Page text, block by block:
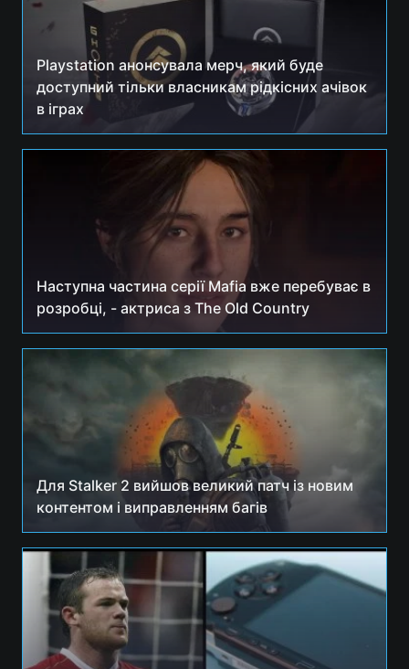
Playstation анонсувала мерч, який буде
доступний тільки власникам рідкісних ачівок
в іграх
Наступна частина серії Mafia вже перебуває в
розробці, - актриса з The Old Country
Для Stalker 2 вийшов великий патч із новим
контентом і виправленням багів